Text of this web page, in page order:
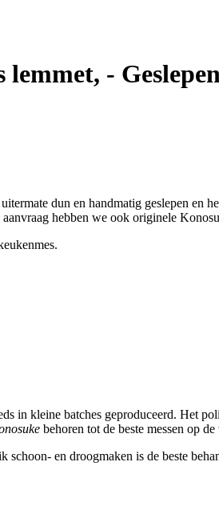
-
dun en handmatig geslepen en
hebben we ook originele
in kleine batches geproduceerd. Het
behoren tot de beste messen op
schoon- en droogmaken is de beste